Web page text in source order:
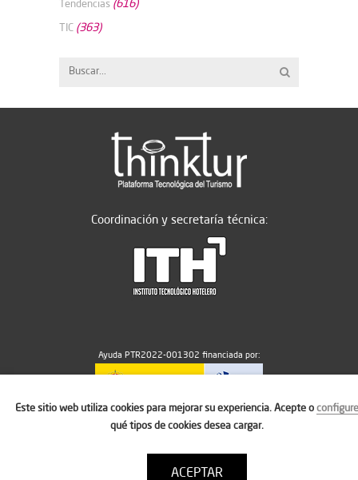
Tendencias (616)
TIC (363)
Coordinación y secretaría técnica:
Ayuda PTR2022-001302 financiada por:
MICIU/AEI/10.13039/501100011033
Este sitio web utiliza cookies para mejorar su experiencia. Acepte oconfigure
qué tipos de cookies desea cargar.
ACEPTAR